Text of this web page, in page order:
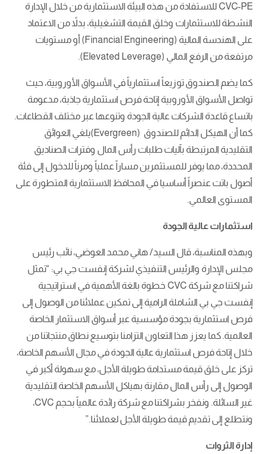
CVC-PE للاستفادة من هذه البيئة الاستثمارية من خلال الإدارة
النشطة للاستثمارات وخلق القيمة التشغيلية، بدلاً من الاعتماد
على الهندسة المالية (Financial Engineering) أو مستويات
مرتفعة من الرفع المالي (Elevated Leverage).
كما يضم الصندوق توزيعاً استثمارياً في الأسواق الأوروبية، حيث
تواصل الأسواق الأوروبية إتاحة فرص استثمارية جاذبة، مدعومة
باتساع قاعدة الشركات عالية الجودة وتنوعها عبر مختلف القطاعات.
كما أن الهيكل الدائم للصندوق (Evergreen)يلغي العوائق
التقليدية المرتبطة بآليات طلبات رأس المال وفترات الصناديق
المحددة، مما يوفر للمستثمرين مساراً عملياً ومرناً للدخول إلى فئة
أصول باتت عنصراً أساسيا في المحافظ الاستثمارية المتطورة على
المستوى العالمي.
استثمارات عالية الجودة
وبهذه المناسبة، قال السيد/ هاني محمد العوضي، نائب رئيس
مجلس الإدارة والرئيس التنفيذي لشركة إنفست جي بي: “تمثل
شراكتنا مع شركة CVC خطوة بالغة الأهمية في استراتيجية
إنفست جي بي الشاملة الرامية إلى تمكين عملائنا من الوصول إلى
فرص استثمارية بجودة مؤسسية عبر أسواق الاستثمار الخاصة
العالمية. كما يعزز هذا التعاون التزامنا بتوسيع نطاق منتجاتنا من
خلال إتاحة فرص استثمارية عالية الجودة في مجال الأسهم الخاصة،
تركز على خلق قيمة مستدامة طويلة الأجل، مع سهولة أكبر في
الوصول إلى رأس المال مقارنة بهياكل الأسهم الخاصة التقليدية
غير السائلة. ونفخر بشراكتنا مع شركة رائدة عالمياً بحجم CVC،
ونتطلع إلى تقديم قيمة طويلة الأجل لعملائنا.”
إدارة الثروات